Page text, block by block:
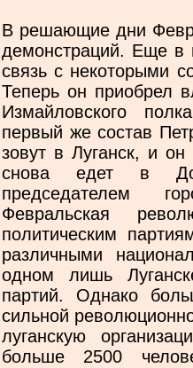
В решающие дни
демонстраций. Еще в
связь с некоторыми
Теперь он приобрел
Измайловского
первый же состав
зовут в Луганск, и он
снова едет в
председателем
Февральская
политическим
различными
одном лишь
партий. Однако
сильной
луганскую
больше 2500